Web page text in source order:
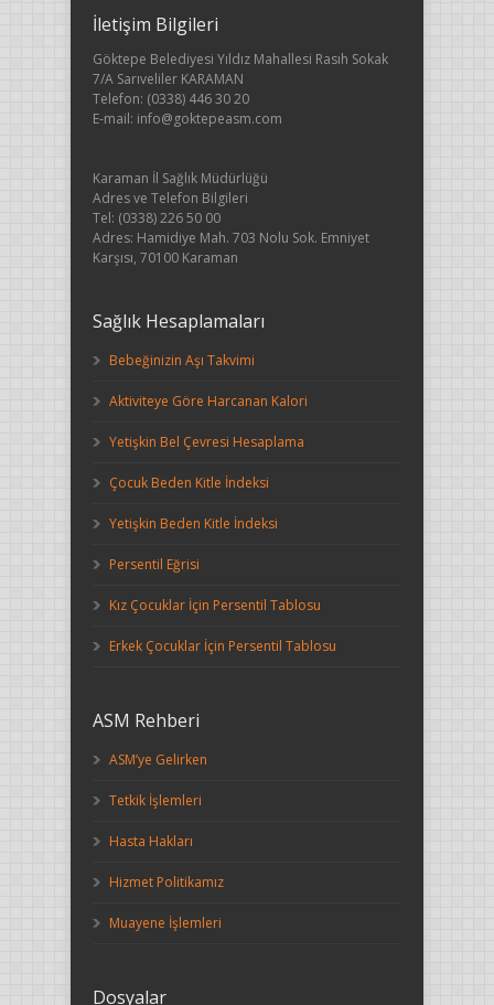
İletişim Bilgileri
Göktepe Belediyesi Yıldız Mahallesi Rasıh Sokak
7/A Sarıveliler KARAMAN
Telefon: (0338) 446 30 20
E-mail: info@goktepeasm.com
Karaman İl Sağlık Müdürlüğü
Adres ve Telefon Bilgileri
Tel: (0338) 226 50 00
Adres: Hamidiye Mah. 703 Nolu Sok. Emniyet
Karşısı, 70100 Karaman
Sağlık Hesaplamaları
Bebeğinizin Aşı Takvimi
Aktiviteye Göre Harcanan Kalori
Yetişkin Bel Çevresi Hesaplama
Çocuk Beden Kitle İndeksi
Yetişkin Beden Kitle İndeksi
Persentil Eğrisi
Kız Çocuklar İçin Persentil Tablosu
Erkek Çocuklar İçin Persentil Tablosu
ASM Rehberi
ASM’ye Gelirken
Tetkik İşlemleri
Hasta Hakları
Hizmet Politikamız
Muayene İşlemleri
Dosyalar